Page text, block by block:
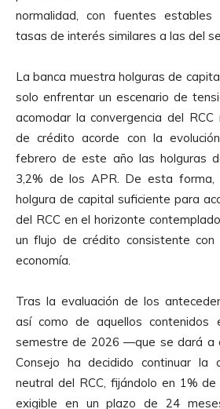
normalidad, con fuentes
tasas de interés similares a las del
La banca muestra holguras de
solo enfrentar un escenario de
acomodar la convergencia del
de crédito acorde con la
febrero de este año las holguras
3,2% de los APR. De esta forma,
holgura de capital suficiente para
del RCC en el horizonte
un flujo de crédito consistente
economía.
Tras la evaluación de los
así como de aquellos contenidos
semestre de 2026 —que se dará a
Consejo ha decidido continuar la
neutral del RCC, fijándolo en 1%
exigible en un plazo de 24